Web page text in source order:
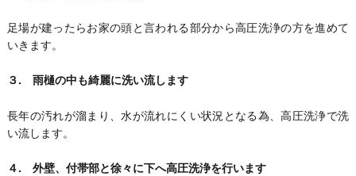
足場が建ったらお家の頭と言われる部分から高圧洗浄の方を進めて
いきます。
３. 雨樋の中も綺麗に洗い流します
長年の汚れが溜まり、水が流れにくい状況となる為、高圧洗浄で洗
い流します。
４. 外壁、付帯部と徐々に下へ高圧洗浄を行います